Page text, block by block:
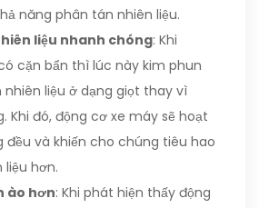
năng phân tán nhiên liệu.
liệu nhanh chóng: Khi
cặn bẩn thì lúc này kim phun
liệu ở dạng giọt thay vì
Khi đó, động cơ xe máy sẽ hoạt
đều và khiến cho chúng tiêu hao
liệu hơn.
ào hơn: Khi phát hiện thấy động